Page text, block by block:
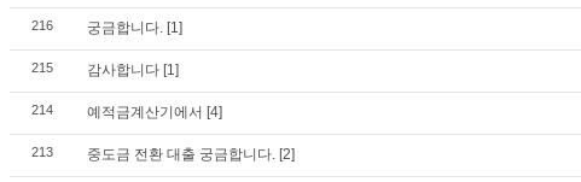
216 궁금합니다. [1]
215 감사합니다 [1]
214 예적금계산기에서 [4]
213 중도금 전환 대출 궁금합니다. [2]